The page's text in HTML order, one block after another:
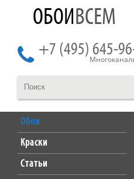
ОБОИВСЕМ
+7 (495) 645-
Обои
Краски
Статьи